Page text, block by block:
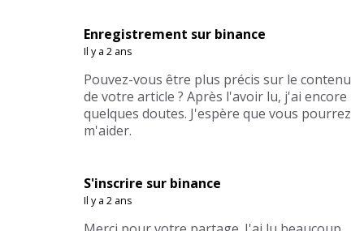
Enregistrement sur binance
Il y a 2 ans
Pouvez-vous être plus précis sur le contenu
de votre article ? Après l'avoir lu, j'ai encore
quelques doutes. J'espère que vous pourrez
m'aider.
S'inscrire sur binance
Il y a 2 ans